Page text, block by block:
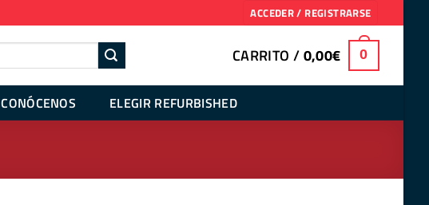
ACCEDER / REGISTRARSE
CARRITO /0,00€ 0
CONÓCENOS ELEGIR REFURBISHED